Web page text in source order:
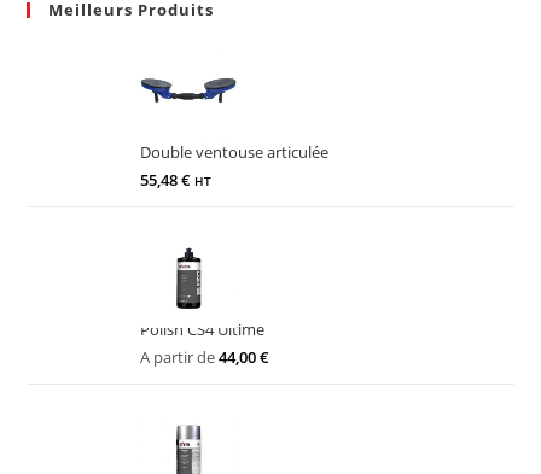
Meilleurs Produits
Double ventouse articulée
55,48€ HT
Polish CS4 Ultime
A partir de44,00€